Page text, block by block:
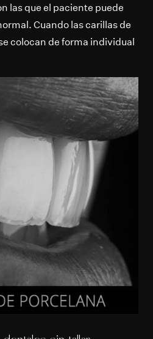
las que el paciente puede
Cuando las carillas de
colocan de forma individual